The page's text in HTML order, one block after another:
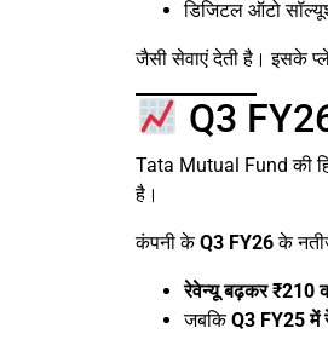
डिजिटल ऑटो
जैसी सेवाएं देती है। इसके
Q3
Tata Mutual Fund की
है।
कंपनी केQ3 FY26के
रेवेन्यू बढ़कर ₹210
जबकिQ3 FY25 में